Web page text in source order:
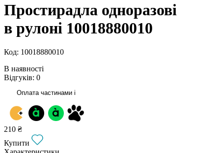
Простирадла одноразові
в рулоні 10018880010
Код: 10018880010
В наявності
Відгуків: 0
Оплата частинами i
210 ₴
Купити